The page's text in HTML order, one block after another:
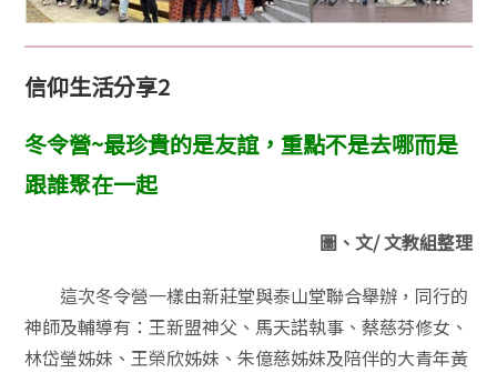
信仰生活分享2
冬令營~最珍貴的是友誼，重點不是去哪而是
跟誰聚在一起
圖、文/ 文教組整理
這次冬令營一樣由新莊堂與泰山堂聯合舉辦，同行的
神師及輔導有：王新盟神父、馬天諾執事、蔡慈芬修女、
林岱瑩姊妹、王榮欣姊妹、朱億慈姊妹及陪伴的大青年黃